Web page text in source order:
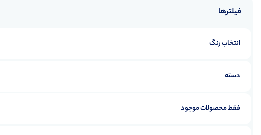
فیلترها
انتخاب رنگ
دسته
فقط محصولات موجود